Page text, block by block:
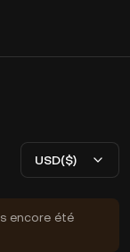
USD($)
encore été